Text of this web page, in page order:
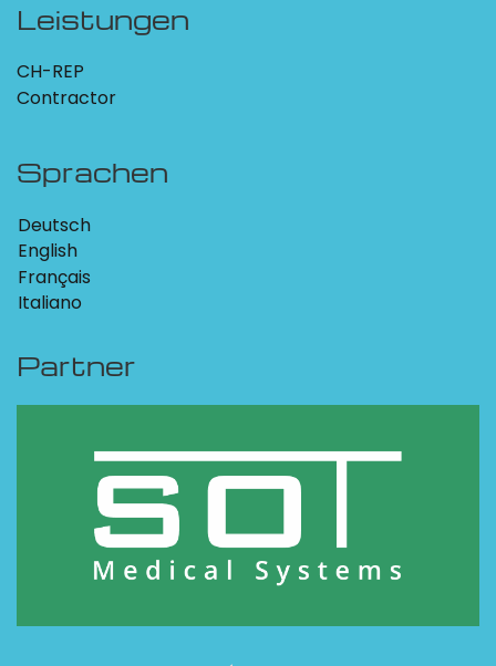
Leistungen
CH-REP
Contractor
Sprachen
Deutsch
English
Français
Italiano
Partner